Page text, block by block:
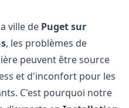
ville de Puget sur
, les problèmes de
peuvent être source
et d'inconfort pour les
C'est pourquoi notre